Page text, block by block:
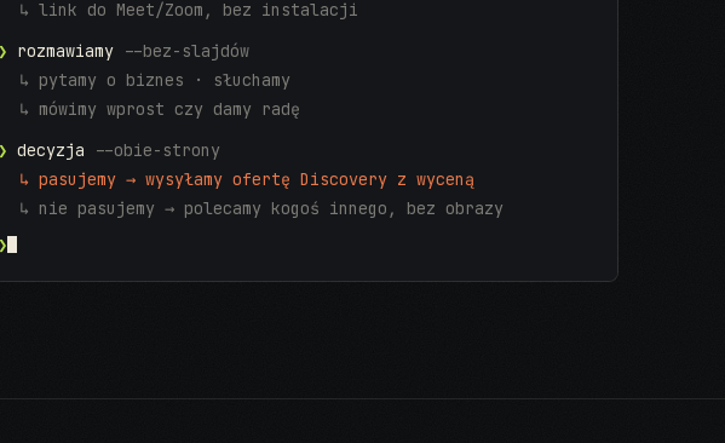
↳ link do Meet/Zoom, bez instalacji
❯ rozmawiamy --bez-slajdów
↳ pytamy o biznes · słuchamy
↳ mówimy wprost czy damy radę
❯ decyzja
--obie-strony
↳ pasujemy → wysyłamy ofertę Discovery z wyceną
↳ nie pasujemy → polecamy kogoś innego, bez obrazy
❯